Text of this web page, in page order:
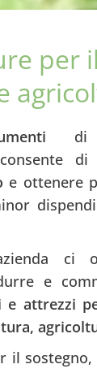
per il
di
e ottenere
ci
e
e attrezzi
il